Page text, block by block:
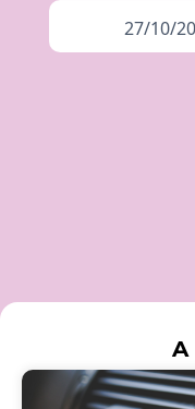
27/10/
A